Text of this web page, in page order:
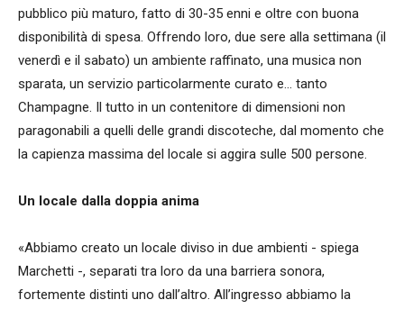
pubblico più maturo, fatto di 30-35 enni e oltre con buona
disponibilità di spesa. Offrendo loro, due sere alla settimana (il
venerdì e il sabato) un ambiente raffinato, una musica non
sparata, un servizio particolarmente curato e... tanto
Champagne. Il tutto in un contenitore di dimensioni non
paragonabili a quelli delle grandi discoteche, dal momento che
la capienza massima del locale si aggira sulle 500 persone.
Un locale dalla doppia anima
«Abbiamo creato un locale diviso in due ambienti - spiega
Marchetti -, separati tra loro da una barriera sonora,
fortemente distinti uno dall’altro. All’ingresso abbiamo la